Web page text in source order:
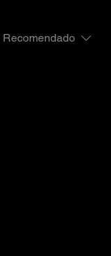
Recomendado